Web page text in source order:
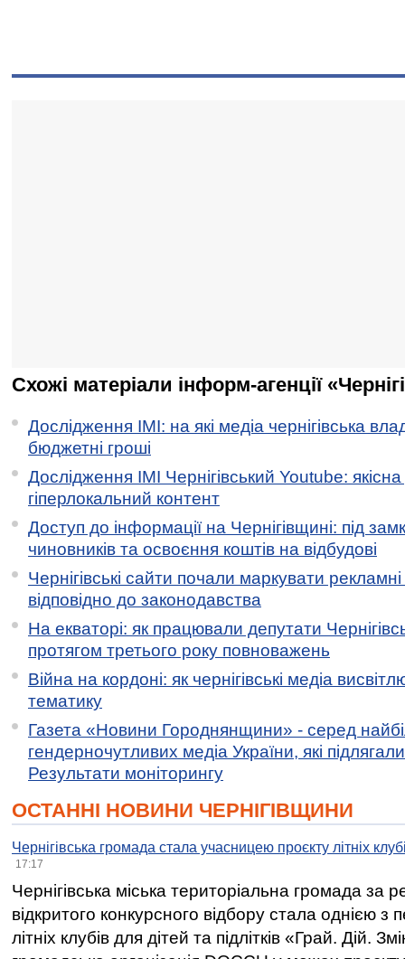
Схожі матеріали інформ-агенції
Дослідження ІМІ: на які медіа чернігівська
бюджетні гроші
Дослідження ІМІ Чернігівський Youtube:
гіперлокальний контент
Доступ до інформації на Чернігівщині: під
чиновників та освоєння коштів на відбудові
Чернігівські сайти почали маркувати
відповідно до законодавства
На екваторі: як працювали депутати
протягом третього року повноважень
Війна на кордоні: як чернігівські медіа
тематику
Газета «Новини Городнянщини» - серед
гендерночутливих медіа України, які
Результати моніторингу
ОСТАННІ НОВИНИ ЧЕРНІГІВЩИНИ
Чернігівська громада стала учасницею проєкту літніх
17:17
Чернігівська міська територіальна громада за
відкритого конкурсного відбору стала однією
літніх клубів для дітей та підлітків «Грай. Дій.